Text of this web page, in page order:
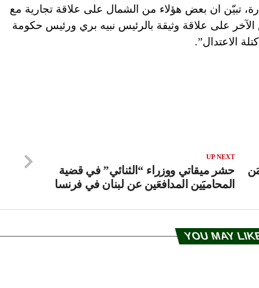
تبيّن ان بعض هؤلاء من الشمال على علاقة تجارية مع
على علاقة وثيقة بالرئيس نبيه بري ورئيس حكومة
الاعتدال”.
UP NEXT
حشر ميقاتي ووزراء “الثنائي” في قضية
المحاميَين المدافعَين عن لبنان في فرنسا
YOU MAY